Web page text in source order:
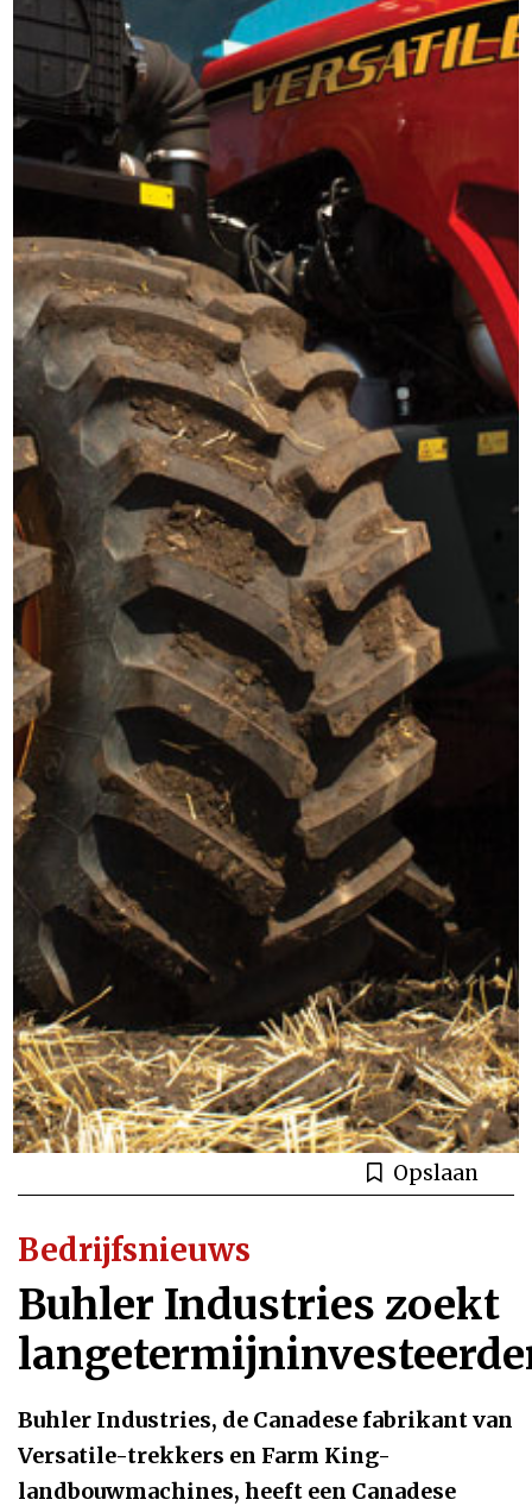
Opslaan
Bedrijfsnieuws
Buhler Industries zoekt
Buhler Industries, de Canadese fabrikant van
Versatile-trekkers en Farm King-
landbouwmachines, heeft een Canadese